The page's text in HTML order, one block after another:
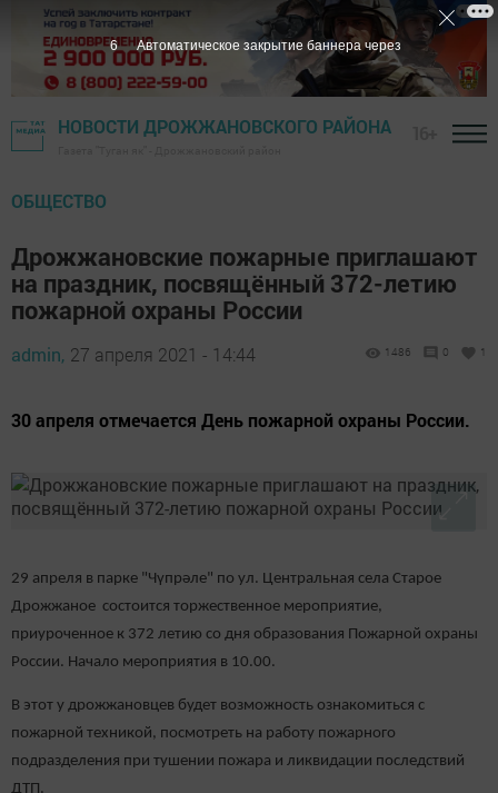
НОВОСТИ ДРОЖЖАНОВСКОГО РАЙОНА
ОБЩЕСТВО
Дрожжановские пожарные приглашают
на праздник, посвящённый 372-летию
пожарной охраны России
admin, 27 апреля 2021 - 14:44 1486 0 1
30 апреля отмечается День пожарной охраны России.
29 апреля в парке "Чүпрәле" по ул. Центральная села Старое
Дрожжаное состоится торжественное мероприятие,
приуроченное к 372 летию со дня образования Пожарной охраны
России. Начало мероприятия в 10.00.
В этот у дрожжановцев будет возможность ознакомиться с
пожарной техникой, посмотреть на работу пожарного
подразделения при тушении пожара и ликвидации последствий
ДТП.
5 Автоматическое закрытие баннера через